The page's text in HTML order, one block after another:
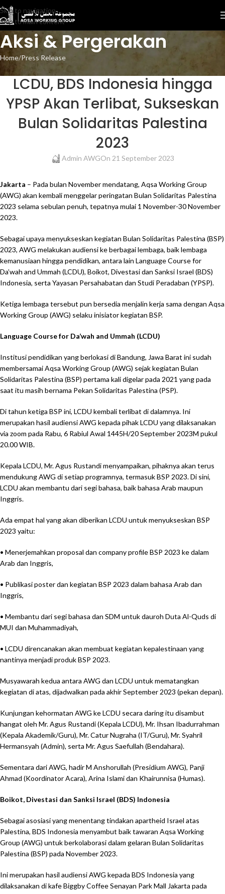
Skip to navigation
Skip to main content
Aksi & Pergerakan
Home Press Release
PRESS RELEASE
LCDU, BDS Indonesia hingga
YPSP Akan Terlibat, Sukseskan
Bulan Solidaritas Palestina
2023
Admin AWGOn 21 September 2023
Jakarta – Pada bulan November mendatang, Aqsa Working Group
(AWG) akan kembali menggelar peringatan Bulan Solidaritas Palestina
2023 selama sebulan penuh, tepatnya mulai 1 November-30 November
2023.
Sebagai upaya menyukseskan kegiatan Bulan Solidaritas Palestina (BSP)
2023, AWG melakukan audiensi ke berbagai lembaga, baik lembaga
kemanusiaan hingga pendidikan, antara lain Language Course for
Da’wah and Ummah (LCDU), Boikot, Divestasi dan Sanksi Israel (BDS)
Indonesia, serta Yayasan Persahabatan dan Studi Peradaban (YPSP).
Ketiga lembaga tersebut pun bersedia menjalin kerja sama dengan Aqsa
Working Group (AWG) selaku inisiator kegiatan BSP.
Language Course for Da’wah and Ummah (LCDU)
Institusi pendidikan yang berlokasi di Bandung, Jawa Barat ini sudah
membersamai Aqsa Working Group (AWG) sejak kegiatan Bulan
Solidaritas Palestina (BSP) pertama kali digelar pada 2021 yang pada
saat itu masih bernama Pekan Solidaritas Palestina (PSP).
Di tahun ketiga BSP ini, LCDU kembali terlibat di dalamnya. Ini
merupakan hasil audiensi AWG kepada pihak LCDU yang dilaksanakan
via zoom pada Rabu, 6 Rabiul Awal 1445H/20 September 2023M pukul
20.00 WIB.
Kepala LCDU, Mr. Agus Rustandi menyampaikan, pihaknya akan terus
mendukung AWG di setiap programnya, termasuk BSP 2023. Di sini,
LCDU akan membantu dari segi bahasa, baik bahasa Arab maupun
Inggris.
Ada empat hal yang akan diberikan LCDU untuk menyukseskan BSP
2023 yaitu:
• Menerjemahkan proposal dan company profile BSP 2023 ke dalam
Arab dan Inggris,
• Publikasi poster dan kegiatan BSP 2023 dalam bahasa Arab dan
Inggris,
• Membantu dari segi bahasa dan SDM untuk dauroh Duta Al-Quds di
MUI dan Muhammadiyah,
• LCDU direncanakan akan membuat kegiatan kepalestinaan yang
nantinya menjadi produk BSP 2023.
Musyawarah kedua antara AWG dan LCDU untuk mematangkan
kegiatan di atas, dijadwalkan pada akhir September 2023 (pekan depan).
Kunjungan kehormatan AWG ke LCDU secara daring itu disambut
hangat oleh Mr. Agus Rustandi (Kepala LCDU), Mr. Ihsan Ibadurrahman
(Kepala Akademik/Guru), Mr. Catur Nugraha (IT/Guru), Mr. Syahril
Hermansyah (Admin), serta Mr. Agus Saefullah (Bendahara).
Sementara dari AWG, hadir M Anshorullah (Presidium AWG), Panji
Ahmad (Koordinator Acara), Arina Islami dan Khairunnisa (Humas).
Boikot, Divestasi dan Sanksi Israel (BDS) Indonesia
Sebagai asosiasi yang menentang tindakan apartheid Israel atas
Palestina, BDS Indonesia menyambut baik tawaran Aqsa Working
Group (AWG) untuk berkolaborasi dalam gelaran Bulan Solidaritas
Palestina (BSP) pada November 2023.
Ini merupakan hasil audiensi AWG kepada BDS Indonesia yang
dilaksanakan di kafe Biggby Coffee Senayan Park Mall Jakarta pada